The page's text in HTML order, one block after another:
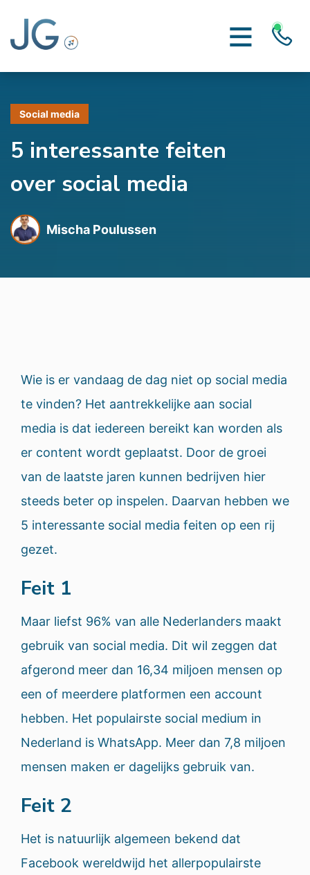
Social media
5 interessante feiten
over social media
Mischa Poulussen
Wie is er vandaag de dag niet op social media
te vinden? Het aantrekkelijke aan social
media is dat iedereen bereikt kan worden als
er content wordt geplaatst. Door de groei
van de laatste jaren kunnen bedrijven hier
steeds beter op inspelen. Daarvan hebben we
5 interessante social media feiten op een rij
gezet.
Feit 1
Maar liefst 96% van alle Nederlanders maakt
gebruik van social media. Dit wil zeggen dat
afgerond meer dan 16,34 miljoen mensen op
een of meerdere platformen een account
hebben. Het populairste social medium in
Nederland is WhatsApp. Meer dan 7,8 miljoen
mensen maken er dagelijks gebruik van.
Feit 2
Het is natuurlijk algemeen bekend dat
Facebook wereldwijd het allerpopulairste